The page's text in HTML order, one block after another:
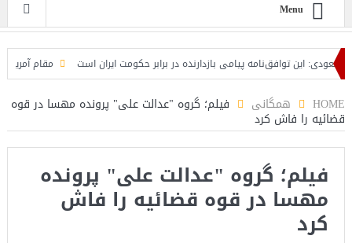
Menu
این توافق‌نامه پیامی بازدارنده در برابر حکومت ایران است مقام آمریکایی:
HOME همگانی فیلم؛ گروه "عدالت علی" پروندە مهسا در قوه
قضائیه را فاش کرد
فیلم؛ گروه "عدالت علی" پروندە
مهسا در قوه قضائیه را فاش
کرد